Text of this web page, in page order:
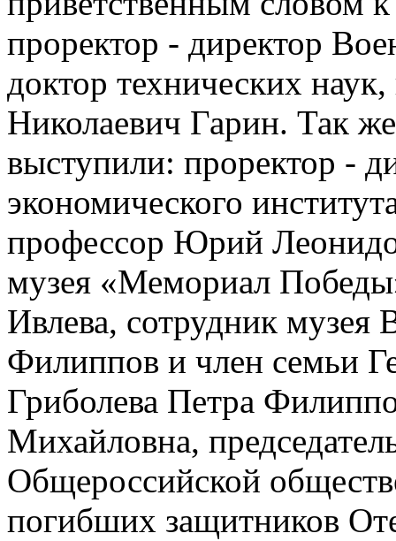
проректор - директор
доктор технических
Николаевич Гарин. Так
выступили: проректор -
экономического
профессор Юрий
музея «Мемориал
Ивлева, сотрудник
Филиппов и член семьи
Гриболева Петра
Михайловна,
Общероссийской
погибших защитников